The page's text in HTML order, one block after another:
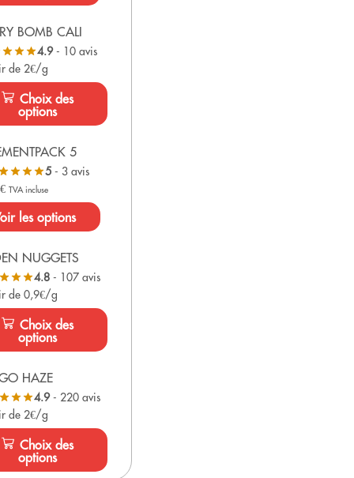
BOMB CALI
4.9- 10 avis
de 2€/g
Choix des
options
5
5 - 3 avis
€ TVA incluse
les options
NUGGETS
4.8 - 107 avis
de 0,9€/g
Choix des
options
HAZE
4.9- 220 avis
de 2€/g
Choix des
options